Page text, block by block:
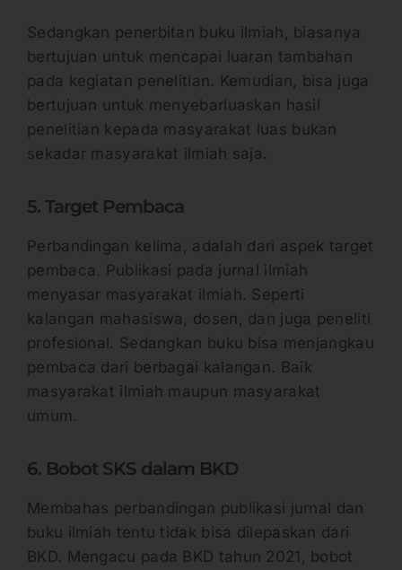
Sedangkan penerbitan buku ilmiah, biasanya
bertujuan untuk mencapai luaran tambahan
pada kegiatan penelitian. Kemudian, bisa juga
bertujuan untuk menyebarluaskan hasil
penelitian kepada masyarakat luas bukan
sekadar masyarakat ilmiah saja.
5. Target Pembaca
Perbandingan kelima, adalah dari aspek target
pembaca. Publikasi pada jurnal ilmiah
menyasar masyarakat ilmiah. Seperti
kalangan mahasiswa, dosen, dan juga peneliti
profesional. Sedangkan buku bisa menjangkau
pembaca dari berbagai kalangan. Baik
masyarakat ilmiah maupun masyarakat
umum.
6. Bobot SKS dalam BKD
Membahas perbandingan publikasi jurnal dan
buku ilmiah tentu tidak bisa dilepaskan dari
BKD. Mengacu pada BKD tahun 2021, bobot